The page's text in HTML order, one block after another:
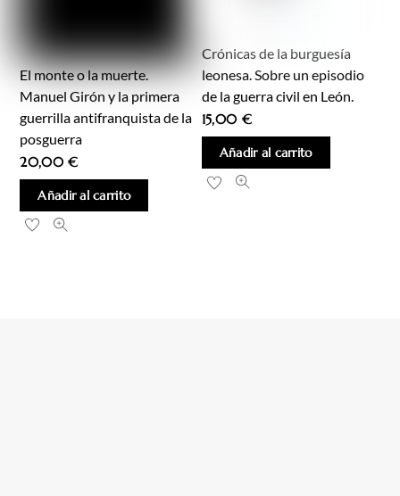
El monte o la muerte.
Manuel Girón y la primera
guerrilla antifranquista de la
posguerra
20,00€
Añadir al carrito
Crónicas de la burguesía
leonesa. Sobre un episodio
de la guerra civil en León.
15,00 €
Añadir al carrito